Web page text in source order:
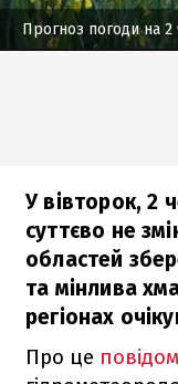
Прогноз погоди на 2
У вівторок, 2
суттєво не
областей
та мінлива
регіонах
Про це